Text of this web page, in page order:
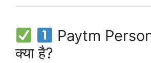
Paytm
क्या है?